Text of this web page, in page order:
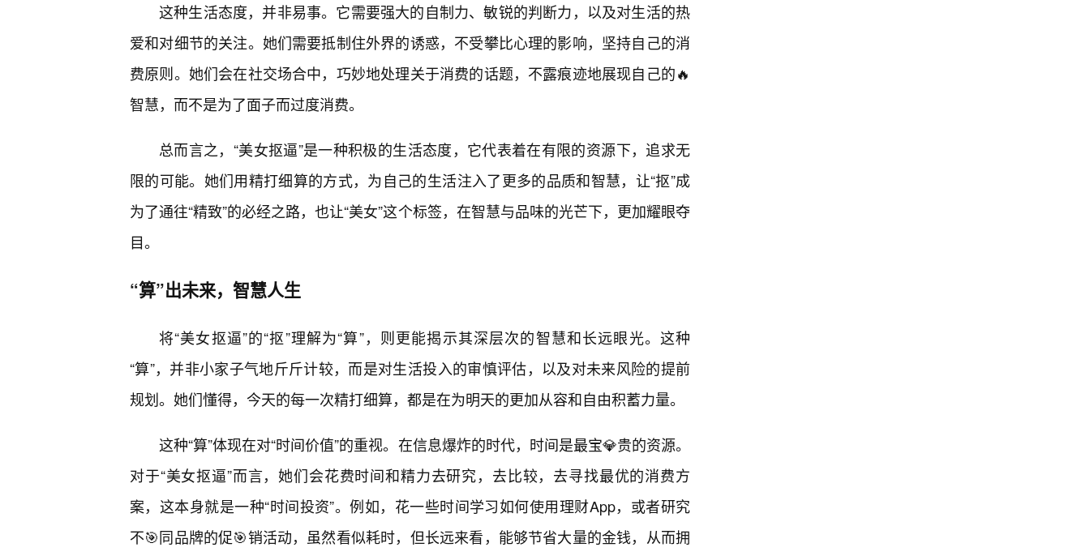
这种生活态度，并非易事。它需要强大的自制力、敏锐的判断力，以及对生活的热
爱和对细节的关注。她们需要抵制住外界的诱惑，不受攀比心理的影响，坚持自己的消
费原则。她们会在社交场合中，巧妙地处理关于消费的话题，不露痕迹地展现自己的🔥
智慧，而不是为了面子而过度消费。
总而言之，“美女抠逼”是一种积极的生活态度，它代表着在有限的资源下，追求无
限的可能。她们用精打细算的方式，为自己的生活注入了更多的品质和智慧，让“抠”成
为了通往“精致”的必经之路，也让“美女”这个标签，在智慧与品味的光芒下，更加耀眼夺
目。
“算”出未来，智慧人生
将“美女抠逼”的“抠”理解为“算”，则更能揭示其深层次的智慧和长远眼光。这种
“算”，并非小家子气地斤斤计较，而是对生活投入的审慎评估，以及对未来风险的提前
规划。她们懂得，今天的每一次精打细算，都是在为明天的更加从容和自由积蓄力量。
这种“算”体现在对“时间价值”的重视。在信息爆炸的时代，时间是最宝💎贵的资源。
对于“美女抠逼”而言，她们会花费时间和精力去研究，去比较，去寻找最优的消费方
案，这本身就是一种“时间投资”。例如，花一些时间学习如何使用理财App，或者研究
不🎯同品牌的促🎯销活动，虽然看似耗时，但长远来看，能够节省大量的金钱，从而拥